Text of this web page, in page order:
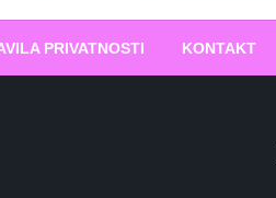
PRIVATNOSTI KONTAKT